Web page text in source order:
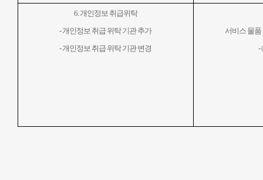
6.개인정보 취급위탁
-개인정보 취급 위탁 기관 추가
-개인정보 취급 위탁 기관 변경
서비스 물품
-